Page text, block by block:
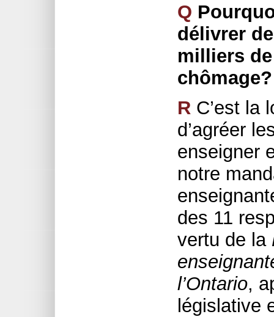
Q
délivrer
milliers
chômage?
R C’est la
d’agréer
enseigner
notre
des 11
vertu de la
l’Ontario,
législative